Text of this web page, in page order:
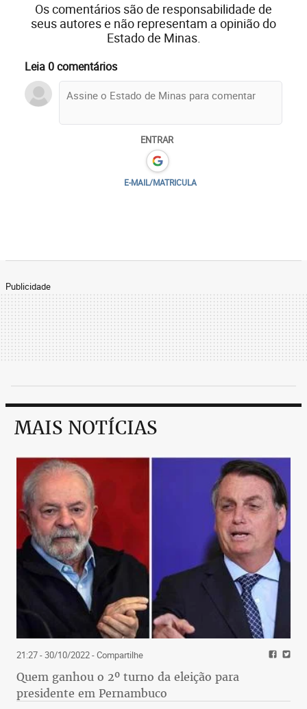
Os comentários são de responsabilidade de
seus autores e não representam a opinião do
Estado de Minas.
Leia 0 comentários
ENTRAR
E-MAIL/MATRICULA
Publicidade
MAIS NOTÍCIAS
21:27 - 30/10/2022- Compartilhe
Quem ganhou o 2º turno da eleição para
presidente em Pernambuco